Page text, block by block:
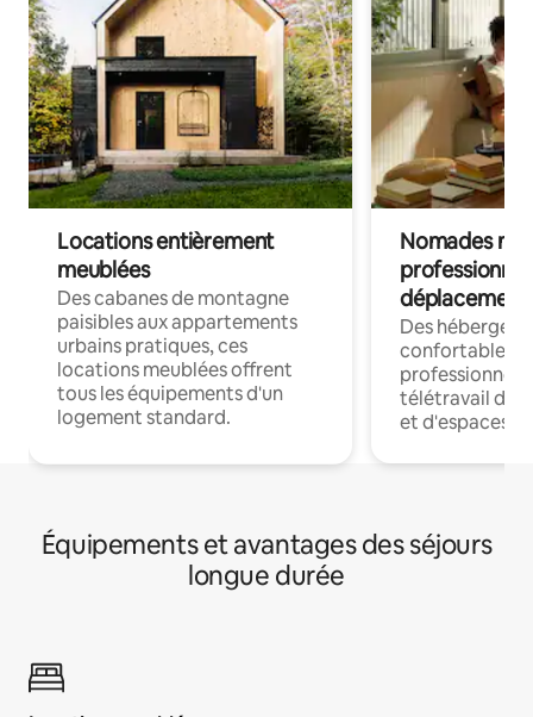
Locations entièrement
meublées
Des cabanes de montagne
paisibles aux appartements
urbains pratiques, ces
locations meublées offrent
tous les équipements d'un
logement standard.
Nomades
déplacement
Des
confortables
professionnels
télétravail
et d'espaces
Équipements et avantages des séjours
longue durée